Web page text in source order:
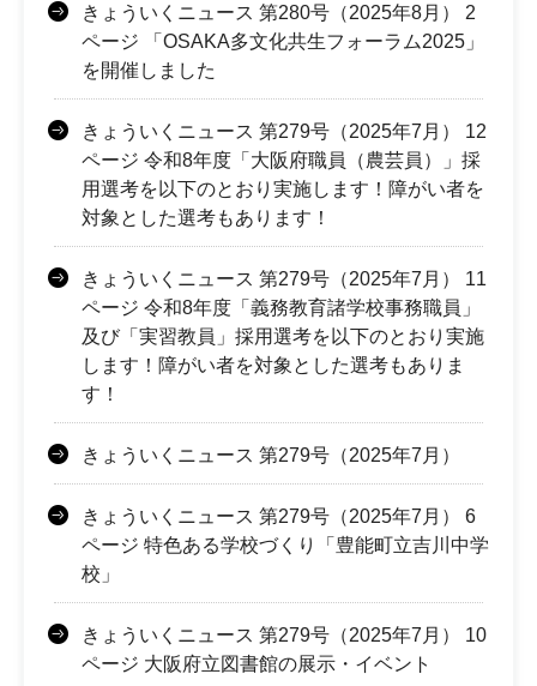
きょういくニュース 第280号（2025年8月） 2
ページ 「OSAKA多文化共生フォーラム2025」
を開催しました
きょういくニュース 第279号（2025年7月） 12
ページ 令和8年度「大阪府職員（農芸員）」採
用選考を以下のとおり実施します！障がい者を
対象とした選考もあります！
きょういくニュース 第279号（2025年7月） 11
ページ 令和8年度「義務教育諸学校事務職員」
及び「実習教員」採用選考を以下のとおり実施
します！障がい者を対象とした選考もありま
す！
きょういくニュース 第279号（2025年7月）
きょういくニュース 第279号（2025年7月） 6
ページ 特色ある学校づくり「豊能町立吉川中学
校」
きょういくニュース 第279号（2025年7月） 10
ページ 大阪府立図書館の展示・イベント